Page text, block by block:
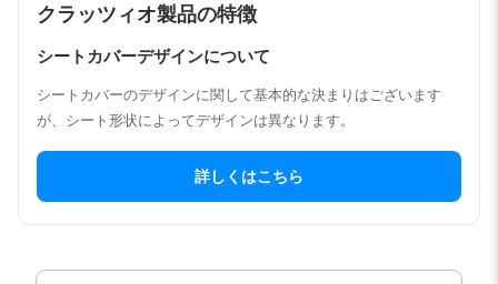
クラッツィオ製品の特徴
シートカバーデザインについて
シートカバーのデザインに関して基本的な決まりはございます
が、シート形状によってデザインは異なります。
詳しくはこちら